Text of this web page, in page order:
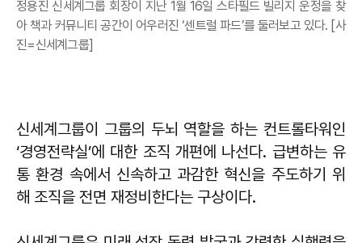
정용진 신세계그룹 회장이 지난 1월 16일 스타필드 빌리지 운정을 찾
아 책과 커뮤니티 공간이 어우러진 ‘센트럴 파드’를 둘러보고 있다. [사
진=신세계그룹]
신세계그룹이 그룹의 두뇌 역할을 하는 컨트롤타워인
‘경영전략실’에 대한 조직 개편에 나선다. 급변하는 유
통 환경 속에서 신속하고 과감한 혁신을 주도하기 위
해 조직을 전면 재정비한다는 구상이다.